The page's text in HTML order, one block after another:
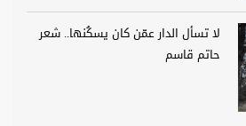
لا تسأل الدار عمّن كان يسكُنها.. شعر
حاتم قاسم